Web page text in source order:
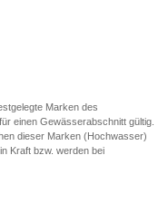
Marken des
einen Gewässerabschnitt gültig.
dieser Marken (Hochwasser)
Kraft bzw. werden bei